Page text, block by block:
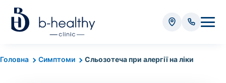
Головна Симптоми Сльозотеча при алергії на ліки
Аналізи